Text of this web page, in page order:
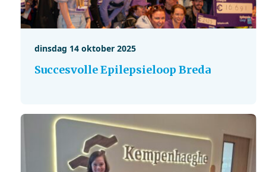
dinsdag 14 oktober 2025
Succesvolle Epilepsieloop Breda